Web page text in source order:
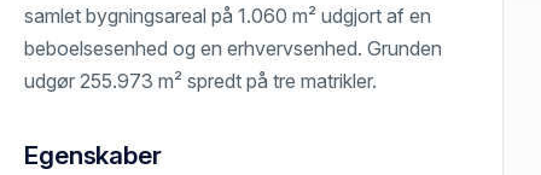
samlet bygningsareal på 1.060 m² udgjort af en
beboelsesenhed og en erhvervsenhed. Grunden
udgør 255.973 m² spredt på tre matrikler.
Egenskaber